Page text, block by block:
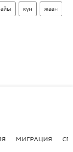
күн жаан
МИГРАЦИЯ